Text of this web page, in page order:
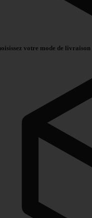
votre mode de livraison